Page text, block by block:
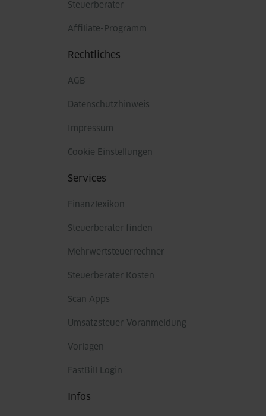
Steuerberater
Affiliate-Programm
Rechtliches
AGB
Datenschutzhinweis
Impressum
Cookie Einstellungen
Services
Finanzlexikon
Steuerberater finden
Mehrwertsteuerrechner
Steuerberater Kosten
Scan Apps
Umsatzsteuer-Voranmeldung
Vorlagen
FastBill Login
Infos